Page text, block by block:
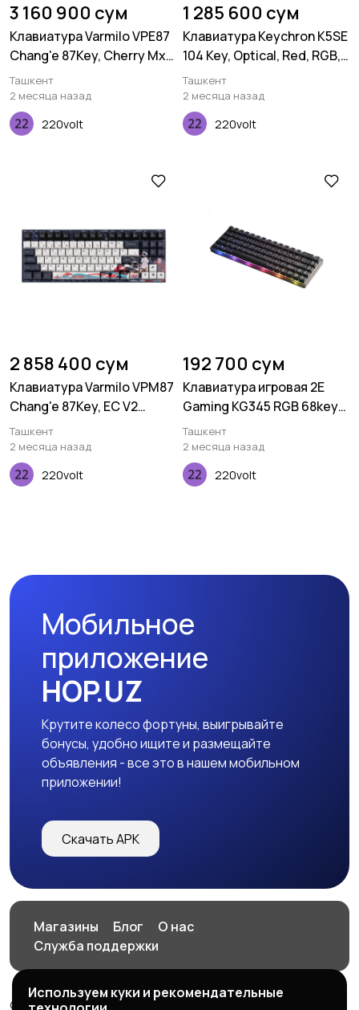
3 160 900 сум
Клавиатура Varmilo VPE87
Chang'e 87Key, Cherry Mx
Red, BT/WL/USB-A, EN,
White Led, Синий
Ташкент
2 месяца назад
220volt
1 285 600 сум
Клавиатура Keychron K5SE
104 Key, Optical, Red, RGB,
Hot-Swap, WL, UA, Black
Ташкент
2 месяца назад
220volt
2 858 400 сум
Клавиатура Varmilo VPM87
Chang'e 87Key, EC V2
Sakura, USB-A, EN, White
Led, Синий
Ташкент
2 месяца назад
220volt
192 700 сум
Клавиатура игровая 2E
Gaming KG345 RGB 68key
USB Transparent
Ташкент
2 месяца назад
220volt
Мобильное
приложение
HOP.UZ
Крутите колесо фортуны, выигрывайте
бонусы, удобно ищите и размещайте
объявления - все это в нашем мобильном
приложении!
Скачать APK
Магазины Блог
О нас
Служба поддержки
© 2026 HOP.UZ
Используем куки и рекомендательные